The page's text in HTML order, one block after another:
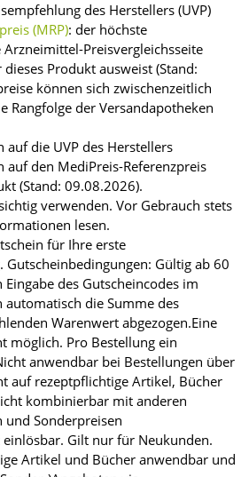
des Herstellers (UVP)
(MRP): der höchste
Preisvergleichsseite
Produkt ausweist (Stand:
können sich zwischenzeitlich
Rangfolge der Versandapotheken
auf die UVP des Herstellers
auf den MediPreis-Referenzpreis
(Stand: 09.08.2026).
verwenden. Vor Gebrauch stets
lesen.
für Ihre erste
Gutscheinbedingungen: Gültig ab 60
des Gutscheincodes im
die Summe des
Warenwert abgezogen.Eine
möglich. Pro Bestellung ein
anwendbar bei Bestellungen über
auf rezeptpflichtige Artikel, Bücher
kombinierbar mit anderen
und Sonderpreisen
Gilt nur für Neukunden.
Artikel und Bücher anwendbar und